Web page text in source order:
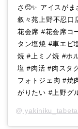
さ🥺✨ アイスが
叙々苑上野不忍口
花会席 #花会席コ
タン塩焼 #車エビ
焼 #上ミノ焼 #ホ
塩 #肉活 #肉スタ
フォトジェ肉 #焼
がりたい #上野グ
@